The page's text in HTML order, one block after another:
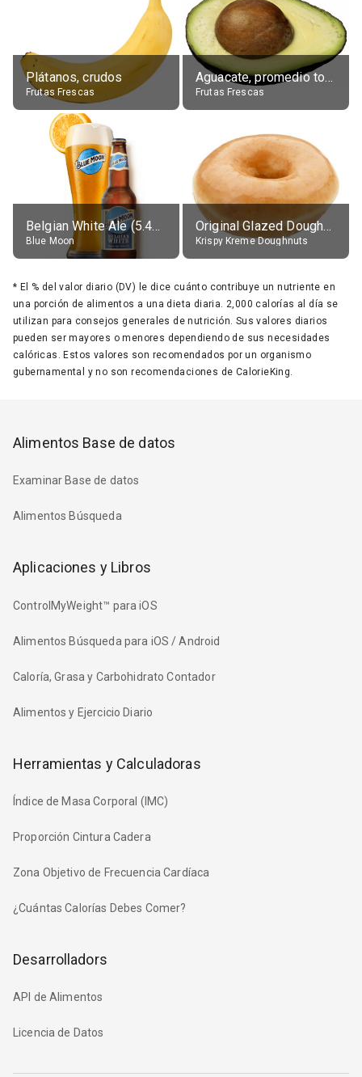
Plátanos, crudos
Frutas Frescas
Aguacate, promedio todos variedades, crudo
Frutas Frescas
Belgian White Ale (5.4% alc.)
Blue Moon
Original Glazed Doughnut
Krispy Kreme Doughnuts
* El % del valor diario (DV) le dice cuánto contribuye un nutriente en
una porción de alimentos a una dieta diaria. 2,000 calorías al día se
utilizan para consejos generales de nutrición. Sus valores diarios
pueden ser mayores o menores dependiendo de sus necesidades
calóricas. Estos valores son recomendados por un organismo
gubernamental y no son recomendaciones de CalorieKing.
Alimentos Base de datos
Examinar Base de datos
Alimentos Búsqueda
Aplicaciones y Libros
ControlMyWeight™ para iOS
Alimentos Búsqueda para iOS / Android
Caloría, Grasa y Carbohidrato Contador
Alimentos y Ejercicio Diario
Herramientas y Calculadoras
Índice de Masa Corporal (IMC)
Proporción Cintura Cadera
Zona Objetivo de Frecuencia Cardíaca
¿Cuántas Calorías Debes Comer?
Desarrolladors
API de Alimentos
Licencia de Datos